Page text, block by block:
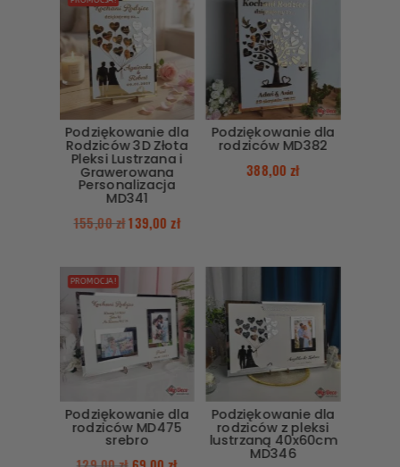
Podziękowanie dla
Rodziców 3D Złota
Pleksi Lustrzana i
Grawerowana
Personalizacja
MD341
155,00zł139,00 zł
Podziękowanie dla
rodziców MD382
388,00 zł
PROMOCJA!
Podziękowanie dla
rodziców MD475
srebro
Podziękowanie dla
rodziców z pleksi
lustrzaną 40x60cm
MD346